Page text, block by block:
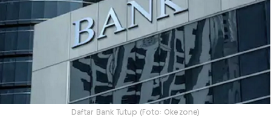
Daftar Bank Tutup (Foto: Okezone)